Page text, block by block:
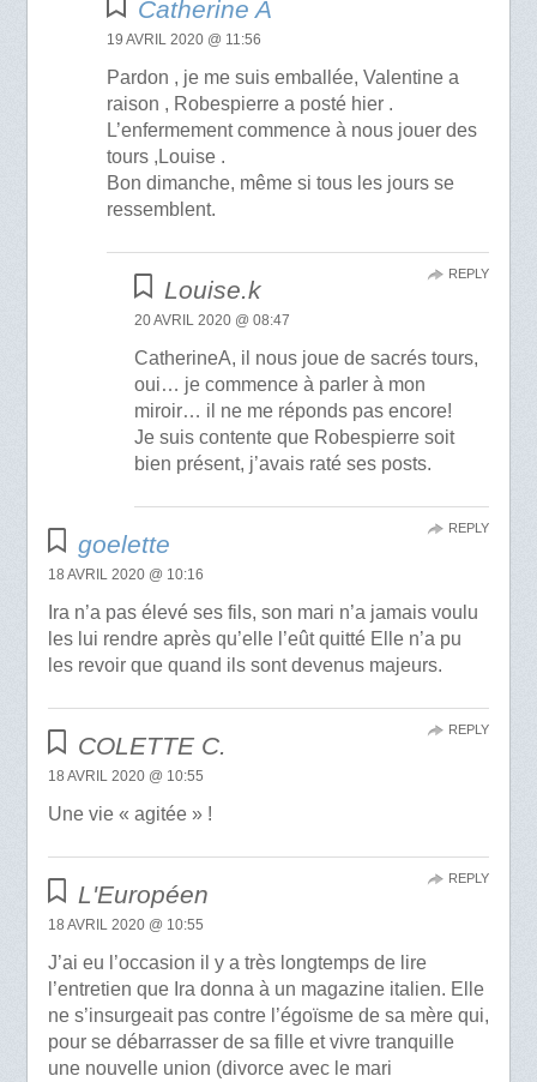
Catherine A
19 AVRIL 2020 @ 11:56
Pardon , je me suis emballée, Valentine a
raison , Robespierre a posté hier .
L’enfermement commence à nous jouer des
tours ,Louise .
Bon dimanche, même si tous les jours se
ressemblent.
Louise.k
20 AVRIL 2020 @ 08:47
CatherineA, il nous joue de sacrés tours,
oui… je commence à parler à mon
miroir… il ne me réponds pas encore!
Je suis contente que Robespierre soit
bien présent, j’avais raté ses posts.
REPLY
goelette
18 AVRIL 2020 @ 10:16
Ira n’a pas élevé ses fils, son mari n’a jamais voulu
les lui rendre après qu’elle l’eût quitté Elle n’a pu
les revoir que quand ils sont devenus majeurs.
REPLY
COLETTE C.
18 AVRIL 2020 @ 10:55
Une vie « agitée » !
REPLY
L'Européen
18 AVRIL 2020 @ 10:55
J’ai eu l’occasion il y a très longtemps de lire
l’entretien que Ira donna à un magazine italien. Elle
ne s’insurgeait pas contre l’égoïsme de sa mère qui,
pour se débarrasser de sa fille et vivre tranquille
une nouvelle union (divorce avec le mari
REPLY